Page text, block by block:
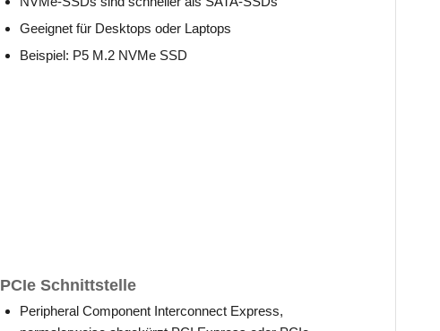
Geeignet für Desktops oder Laptops
Beispiel: P5 M.2 NVMe SSD
PCIe Schnittstelle
Peripheral Component Interconnect Express,